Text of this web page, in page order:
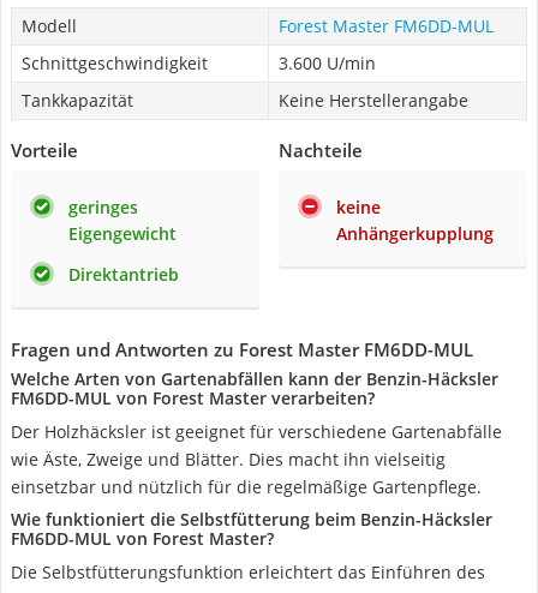
Modell
Forest Master FM6DD-MUL
Schnittgeschwindigkeit
3.600 U/min
Tankkapazität
Keine Herstellerangabe
Vorteile
geringes
Eigengewicht
Direktantrieb
Nachteile
keine
Anhängerkupplung
Fragen und Antworten zu Forest Master FM6DD-MUL
Welche Arten von Gartenabfällen kann der Benzin-Häcksler
FM6DD-MUL von Forest Master verarbeiten?
Der Holzhäcksler ist geeignet für verschiedene Gartenabfälle
wie Äste, Zweige und Blätter. Dies macht ihn vielseitig
einsetzbar und nützlich für die regelmäßige Gartenpflege.
Wie funktioniert die Selbstfütterung beim Benzin-Häcksler
FM6DD-MUL von Forest Master?
Die Selbstfütterungsfunktion erleichtert das Einführen des